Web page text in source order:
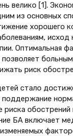
велико [1].
из основных
хорошего
исход
Оптимальная
риск
стало
риска обострений
БА включает